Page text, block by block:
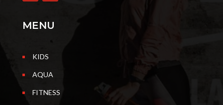
MENU
KIDS
AQUA
FITNESS